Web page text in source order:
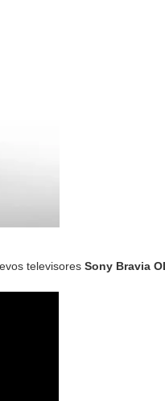
televisores Sony Bravia